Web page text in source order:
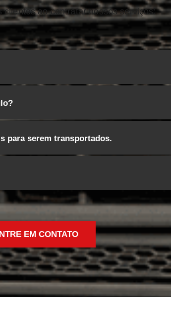
ao contratar nossos serviços:
para serem transportados.
EM CONTATO